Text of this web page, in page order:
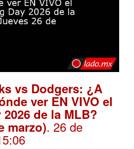
vs Dodgers: ¿A
ver EN VIVO el
de la MLB?
marzo). 26 de